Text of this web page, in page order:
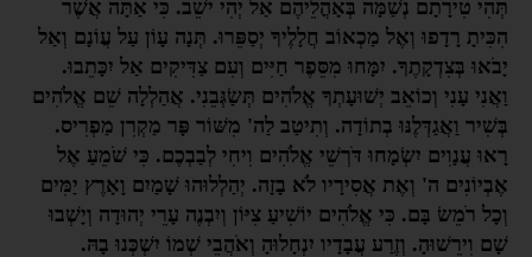
תְּהִי טִירָתָם נְשַׁמָּה בְּאָהֳלֵיהֶם אַל יְהִי יֹשֵׁב. כִּי אַתָּה אֲשֶׁר
הִכִּיתָ רָדָפוּ וְאֶל מַכְאוֹב חֲלָלֶיךָ יְסַפֵּרוּ. תְּנָה עָוֹן עַל עֲוֹנָם וְאַל
יָבֹאוּ בְּצִדְקָתֶךָ. יִמָּחוּ מִסֵּפֶר חַיִּים וְעִם צַדִּיקִים אַל יִכָּתֵבוּ.
וַאֲנִי עָנִי וְכוֹאֵב יְשׁוּעָתְךָ אֱלֹהִים תְּשַׂגְּבֵנִי. אֲהַלְלָה שֵׁם אֱלֹהִים
בְּשִׁיר וַאֲגַדְּלֶנּוּ בְתוֹדָה. וְתִיטַב לַה' מִשּׁוֹר פָּר מַקְרִן מַפְרִיס.
רָאוּ עֲנָוִים יִשְׂמָחוּ דֹּרְשֵׁי אֱלֹהִים וִיחִי לְבַבְכֶם. כִּי שֹׁמֵעַ אֶל
אֶבְיוֹנִים ה' וְאֶת אֲסִירָיו לֹא בָזָה. יְהַלְלוּהוּ שָׁמַיִם וָאָרֶץ יַמִּים
וְכָל רֹמֵשׂ בָּם. כִּי אֱלֹהִים יוֹשִׁיעַ צִיּוֹן וְיִבְנֶה עָרֵי יְהוּדָה וְיָשְׁבוּ
שָׁם וִירֵשׁוּהָ. וְזֶרַע עֲבָדָיו יִנְחָלוּהָ וְאֹהֲבֵי שְׁמוֹ יִשְׁכְּנוּ בָהּ.